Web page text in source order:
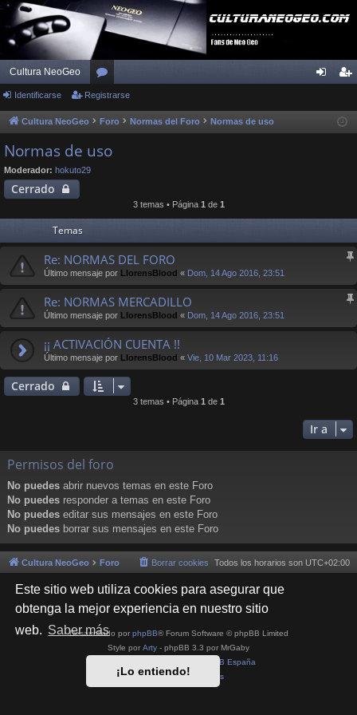
Este sitio web utiliza cookies para asegurar que
obtenga la mejor experiencia en nuestro sitio
web. Saber más
¡Lo entiendo!
Cultura NeoGeo
or
os ist
Identificarse Registrarse
Cultura NeoGeo Foro Normas del Foro Normas de uso
Normas de uso
Moderador: hokuto29
Cerrado
3 temas • Página 1de 1
Temas
Re: NORMAS DEL FORO
Último mensaje por LlorensBlood « Dom, 14 Ago 2016, 23:51
Re: NORMAS MERCADILLO
Último mensaje por LlorensBlood « Dom, 14 Ago 2016, 23:51
¡¡ ACTIVACIÓN CUENTA !!
Último mensaje por LlorensBlood « Vie, 10 Mar 2023, 11:16
Cerrado
3 temas • Página 1de 1
Ir a
Permisos del foro
No puedes abrir nuevos temas en este Foro
No puedes responder a temas en este Foro
No puedes editar sus mensajes en este Foro
No puedes borrar sus mensajes en este Foro
Cultura NeoGeo Foro Todos los horarios son UTC+02:00
Borrar cookies
Desarrollado por phpBB® Forum Software © phpBB Limited
Style por Arty - phpBB 3.3 por MrGaby
phpBB España
Privacidad|Condiciones